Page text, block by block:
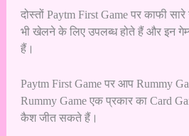
दोस्तों Paytm First Game पर काफी
भी खेलने के लिए उपलब्ध होते हैं और इन
हैं।
Paytm First Game पर आप Rummy
Rummy Game एक प्रकार का Card
कैश जीत सकते हैं।